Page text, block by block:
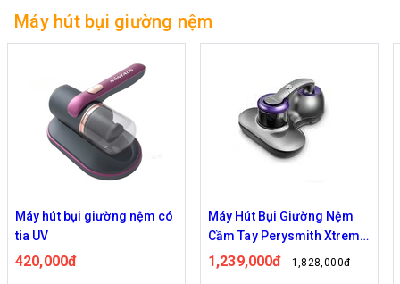
Máy hút bụi giường nệm
Máy Hút Bụi Giường Nệm
Cầm Tay Perysmith Xtreme
V10
1,239,000đ
Máy hút giường đệm không
dây UNIQ Fresh F12
1,050,000đ 1,450,000đ